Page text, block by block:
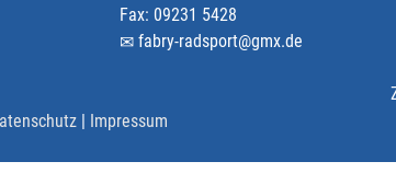
Fax: 09231 5428
fabry-radsport@gmx.de
| Impressum